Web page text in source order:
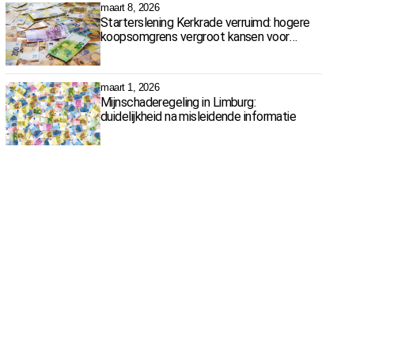
maart 8, 2026
Starterslening Kerkrade verruimd: hogere
koopsomgrens vergroot kansen voor
maart 1, 2026
Mijnschaderegeling in Limburg:
duidelijkheid na misleidende informatie